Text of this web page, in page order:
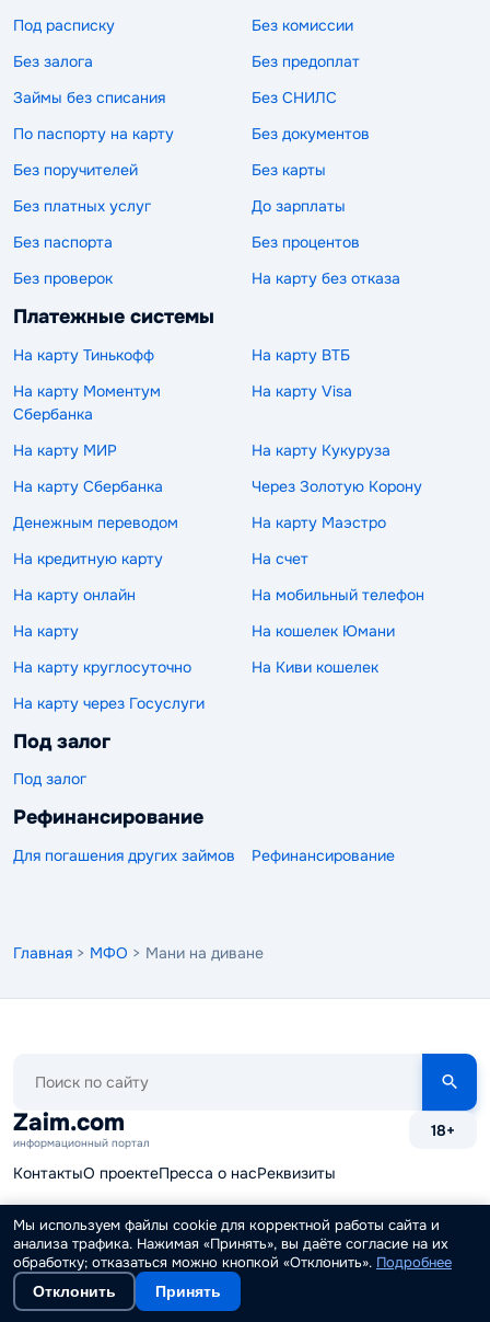
Под расписку
Без комиссии
Без залога
Без предоплат
Займы без списания
Без СНИЛС
По паспорту на карту
Без документов
Без поручителей
Без карты
Без платных услуг
До зарплаты
Без паспорта
Без процентов
Без проверок
На карту без отказа
Платежные системы
На карту Тинькофф
На карту ВТБ
На карту Моментум
Сбербанка
На карту Visa
На карту МИР
На карту Кукуруза
На карту Сбербанка
Через Золотую Корону
Денежным переводом
На карту Маэстро
На кредитную карту
На счет
На карту онлайн
На мобильный телефон
На карту
На кошелек Юмани
На карту круглосуточно
На Киви кошелек
На карту через Госуслуги
Под залог
Под залог
Рефинансирование
Для погашения других займов Рефинансирование
Главная > МФО > Мани на диване
сайту
Zaim.com
информационный портал
18+
КонтактыО проектеПресса о насРеквизиты
Служба поддержки Редакция и авторы Реклама
Партнерская программаНаши вакансии
Финансовые калькуляторыКарта сайта
Мы используем файлы cookie для корректной работы сайта и
анализа трафика. Нажимая «Принять», вы даёте согласие на их
обработку; отказаться можно кнопкой «Отклонить». Подробнее
Отклонить Принять